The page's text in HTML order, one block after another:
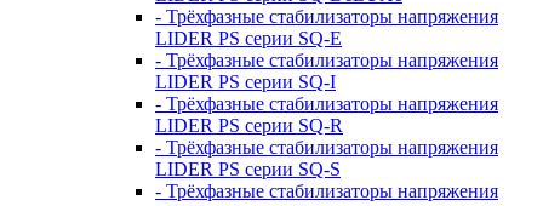
- Трёхфазные стабилизаторы напряжения
LIDER PS серии SQ-E
- Трёхфазные стабилизаторы напряжения
LIDER PS серии SQ-I
- Трёхфазные стабилизаторы напряжения
LIDER PS серии SQ-R
- Трёхфазные стабилизаторы напряжения
LIDER PS серии SQ-S
- Трёхфазные стабилизаторы напряжения